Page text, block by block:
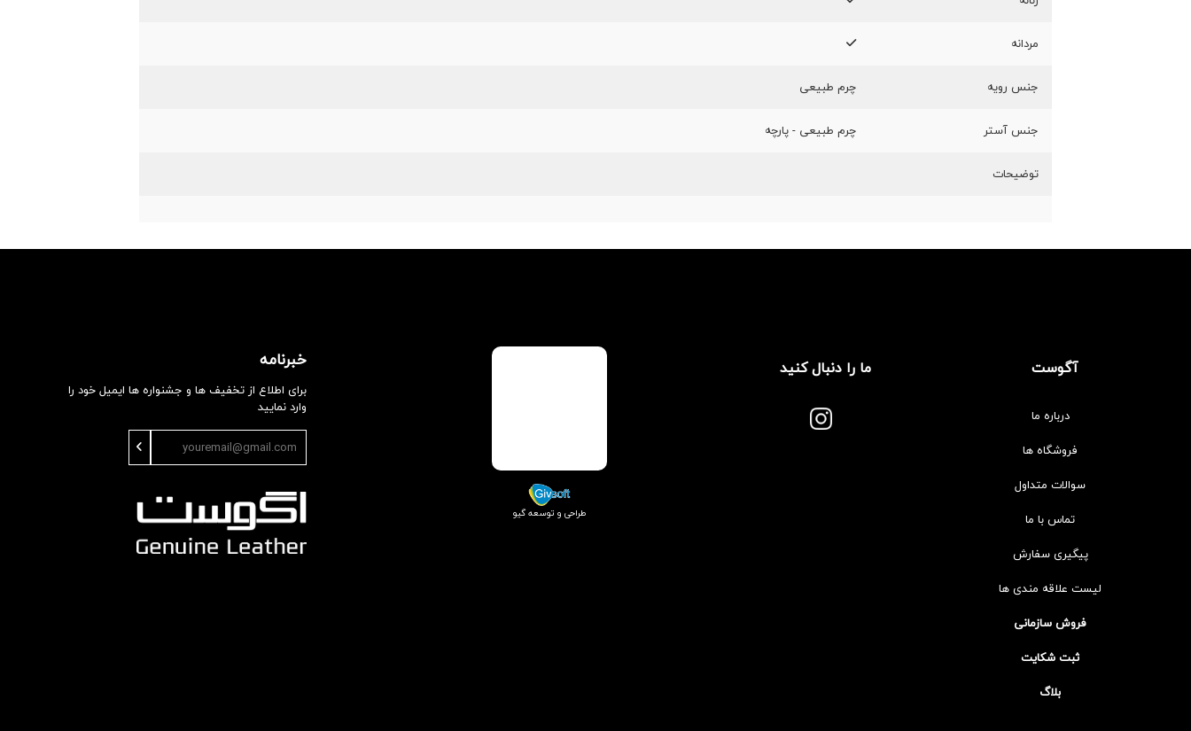
مردانه
جنس رویه چرم طبیعی
جنس آستر چرم طبیعی - پارچه
توضیحات
آگوست
درباره ما
فروشگاه ها
سوالات متداول
تماس با ما
پیگیری سفارش
لیست علاقه مندی ها
فروش سازمانی
ثبت شکایت
بلاگ
ما را دنبال کنید
طراحی و توسعه گیو
خبرنامه
برای اطلاع از تخفیف ها و جشنواره ها ایمیل خود را
وارد نمایید